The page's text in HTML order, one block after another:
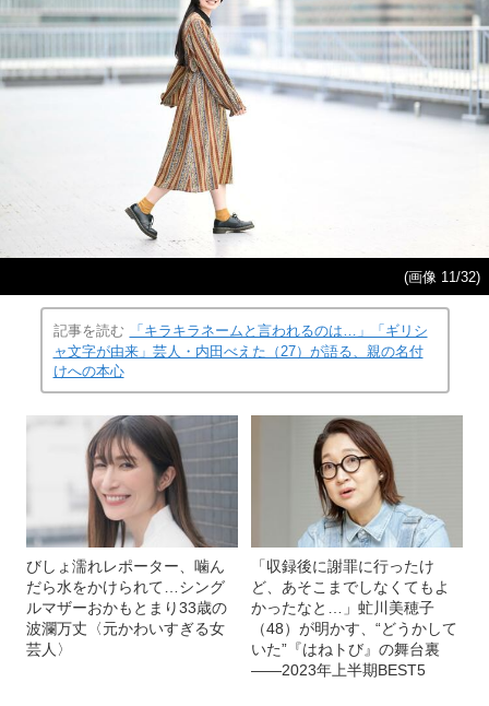
(画像 11/32)
記事を読む
「キラキラネームと言われるのは…」「ギリシ
ャ文字が由来」芸人・内田べえた（27）が語る、親の名付
けへの本心
びしょ濡れレポーター、噛ん
だら水をかけられて…シング
ルマザーおかもとまり33歳の
波瀾万丈〈元かわいすぎる女
芸人〉
「収録後に謝罪に行ったけ
ど、あそこまでしなくてもよ
かったなと…」虻川美穂子
（48）が明かす、“どうかして
いた”『はねトび』の舞台裏
――2023年上半期BEST5